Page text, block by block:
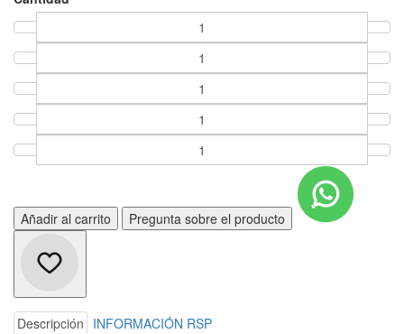
Añadir al carrito Pregunta sobre el producto
Descripción INFORMACIÓN RSP